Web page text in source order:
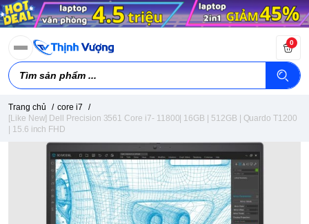
0
Trang chủ / core i7
/
[Like New] Dell Precision 3561 Core i7- 11800| 16GB | 512GB | Quardo T1200
| 15.6 inch FHD